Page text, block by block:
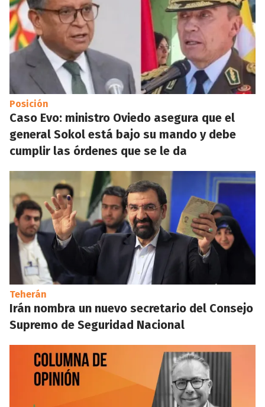
Posición
Caso Evo: ministro Oviedo asegura que el
general Sokol está bajo su mando y debe
cumplir las órdenes que se le da
Teherán
Irán nombra un nuevo secretario del Consejo
Supremo de Seguridad Nacional